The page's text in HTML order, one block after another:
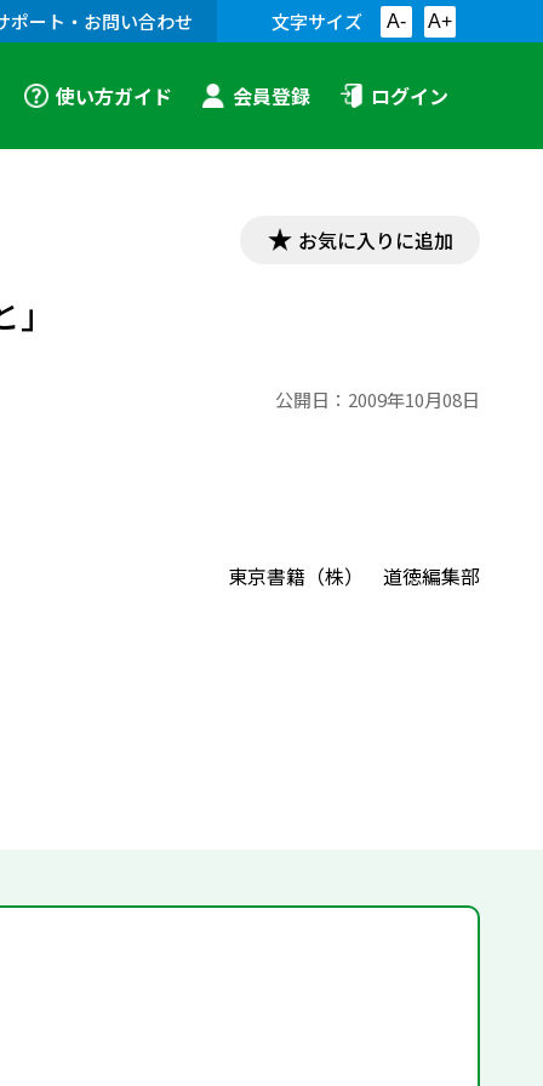
ポート・お問い合わせ 文字サイズ A- A+
使い方ガイド 会員登録 ログイン
お気に入りに追加
公開日： 2009年10月08日
東京書籍（株） 道徳編集部